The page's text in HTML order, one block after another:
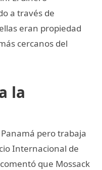
a través de
eran propiedad
cercanos del
la
pero trabaja
Internacional de
que Mossack